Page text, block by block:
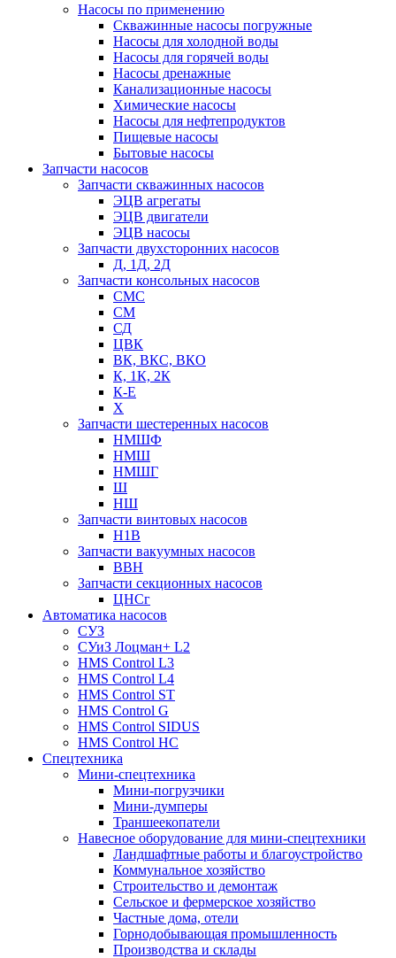
Насосы по применению
Скважинные насосы погружные
Насосы для холодной воды
Насосы для горячей воды
Насосы дренажные
Канализационные насосы
Химические насосы
Насосы для нефтепродуктов
Пищевые насосы
Бытовые насосы
Запчасти насосов
Запчасти скважинных насосов
ЭЦВ агрегаты
ЭЦВ двигатели
ЭЦВ насосы
Запчасти двухсторонних насосов
Д, 1Д, 2Д
Запчасти консольных насосов
СМС
СМ
СД
ЦВК
ВК, ВКС, ВКО
К, 1К, 2К
К-Е
Х
Запчасти шестеренных насосов
НМШФ
НМШ
НМШГ
Ш
НШ
Запчасти винтовых насосов
Н1В
Запчасти вакуумных насосов
ВВН
Запчасти секционных насосов
ЦНСг
Автоматика насосов
СУЗ
СУиЗ Лоцман+ L2
HMS Control L3
HMS Control L4
HMS Control ST
HMS Control G
HMS Control SIDUS
HMS Control HC
Спецтехника
Мини-спецтехника
Мини-погрузчики
Мини-думперы
Траншеекопатели
Навесное оборудование для мини-спецтехники
Ландшафтные работы и благоустройство
Коммунальное хозяйство
Строительство и демонтаж
Сельское и фермерское хозяйство
Частные дома, отели
Горнодобывающая промышленность
Производства и склады